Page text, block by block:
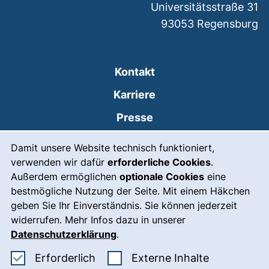
Damit unsere Website technisch funktioniert,
verwenden wir dafür erforderliche Cookies.
Außerdem ermöglichen optionale Cookies eine
bestmögliche Nutzung der Seite. Mit einem Häkchen
geben Sie Ihr Einverständnis. Sie können jederzeit
widerrufen. Mehr Infos dazu in unserer
Datenschutzerklärung.
Erforderlich Erforderliche Cookies akzeptieren
Externe Inhalte: Externe
Kontakt
Karriere
Presse
Leichte Sprache
Gebärdensprache
Notfall(externer Link, öffnet
Impressum
Barrierefreiheit
Universitätsstraße 31
93053 Regensburg